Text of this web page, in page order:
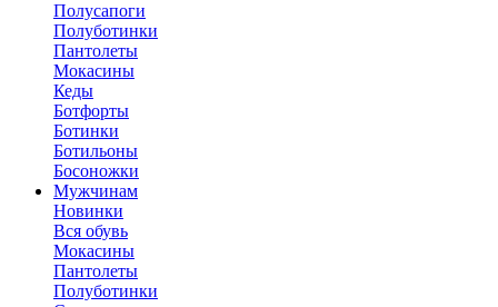
Полусапоги
Полуботинки
Пантолеты
Мокасины
Кеды
Ботфорты
Ботинки
Ботильоны
Босоножки
Мужчинам
Новинки
Вся обувь
Мокасины
Пантолеты
Полуботинки